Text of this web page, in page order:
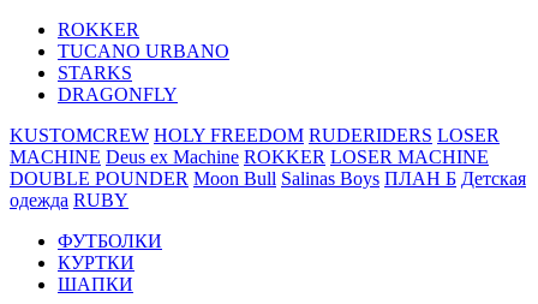
ROKKER
TUCANO URBANO
STARKS
DRAGONFLY
KUSTOMCREW HOLY FREEDOM RUDERIDERS LOSER
MACHINE Deus ex Machine ROKKER LOSER MACHINE
DOUBLE POUNDER Moon Bull Salinas Boys ПЛАН Б Детская
одежда RUBY
ФУТБОЛКИ
КУРТКИ
ШАПКИ